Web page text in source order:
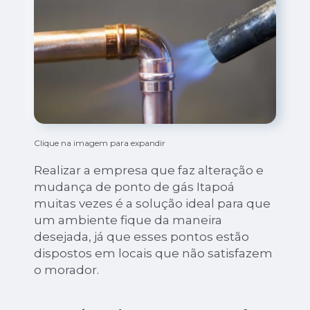
Clique na imagem para expandir
Realizar a empresa que faz alteração e
mudança de ponto de gás Itapoá
muitas vezes é a solução ideal para que
um ambiente fique da maneira
desejada, já que esses pontos estão
dispostos em locais que não satisfazem
o morador.